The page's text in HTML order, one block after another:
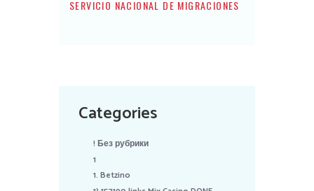
SERVICIO NACIONAL DE MIGRACIONES
Categories
! Без рубрики
1
1. Betzino